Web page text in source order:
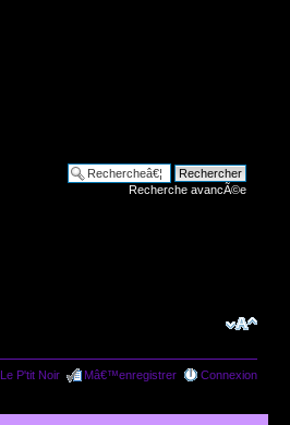
Recherche avancÃ©e
Le P'tit Noir Mâ€™enregistrer Connexion